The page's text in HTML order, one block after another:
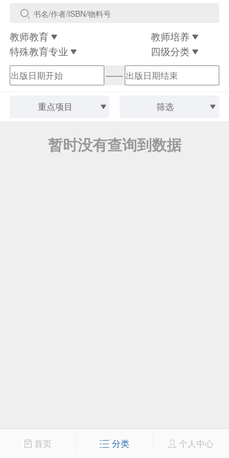
教师教育
教师培养
特殊教育专业
四级分类
——
重点项目 筛选
暂时没有查询到数据
首页 分类 个人中心